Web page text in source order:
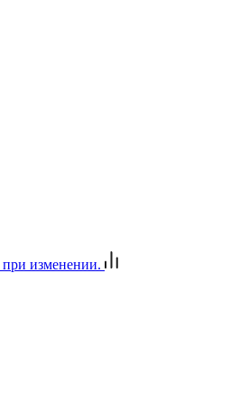
при изменении.